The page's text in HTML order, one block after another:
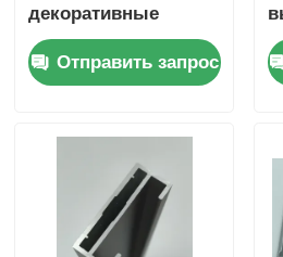
декоративные
уголки,
декоративные
металлические
алюминиевого
Отправить запрос